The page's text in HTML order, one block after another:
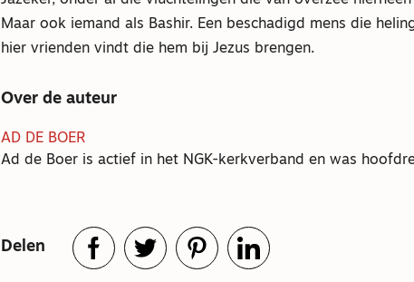
Maar ook iemand als Bashir. Een beschadigd mens die
hier vrienden vindt die hem bij Jezus brengen.
Over de auteur
AD DE BOER
Ad de Boer is actief in het NGK-kerkverband en was
Delen